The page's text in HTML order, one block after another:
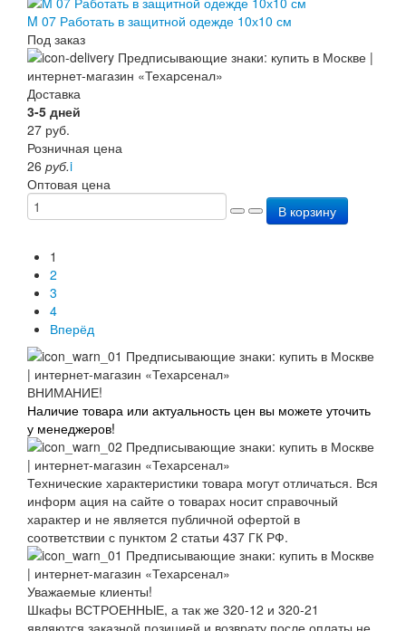
M 07 Работать в защитной одежде 10х10 см
Под заказ
Доставка
3-5 дней
27 руб.
Розничная цена
26 руб.i
Оптовая цена
В корзину
1
2
3
4
Вперёд
ВНИМАНИЕ!
Наличие товара или актуальность цен вы можете уточить
у менеджеров!
Технические характеристики товара могут отличаться. Вся
информ ация на сайте о товарах носит справочный
характер и не является публичной офертой в
соответствии с пунктом 2 статьи 437 ГК РФ.
Уважаемые клиенты!
Шкафы ВСТРОЕННЫЕ, а так же 320-12 и 320-21
являются заказной позицией и возврату после оплаты не